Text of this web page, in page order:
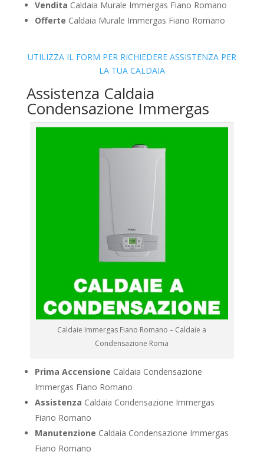
Vendita Caldaia Murale Immergas Fiano Romano
Offerte Caldaia Murale Immergas Fiano Romano
UTILIZZA IL FORM PER RICHIEDERE ASSISTENZA PER
LA TUA CALDAIA
Assistenza Caldaia
Condensazione Immergas
Caldaie Immergas Fiano Romano – Caldaie a
Condensazione Roma
Prima Accensione Caldaia Condensazione
Immergas Fiano Romano
Assistenza Caldaia Condensazione Immergas
Fiano Romano
Manutenzione Caldaia Condensazione Immergas
Fiano Romano